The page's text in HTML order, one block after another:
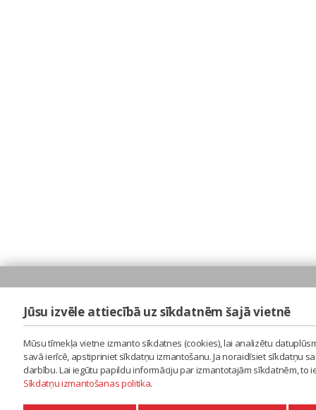
Jūsu izvēle attiecībā uz sīkdatnēm šajā vietnē
Mūsu tīmekļa vietne izmanto sīkdatnes (cookies), lai analizētu
savā ierīcē, apstipriniet sīkdatņu izmantošanu. Ja noraidīsiet sīkdatņu
darbību. Lai iegūtu papildu informāciju par izmantotajām sīkdatnēm,
Sīkdatņu izmantošanas politika.